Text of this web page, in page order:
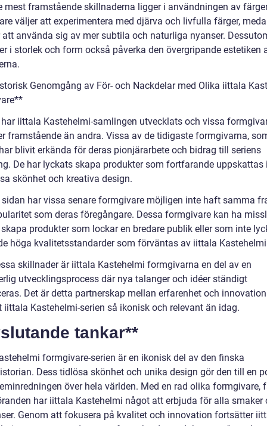
mest framstående skillnaderna ligger i användningen av
väljer att experimentera med djärva och livfulla färger,
använda sig av mer subtila och naturliga nyanser.
i storlek och form också påverka den övergripande estetiken
Genomgång av För- och Nackdelar med Olika iittala
har iittala Kastehelmi-samlingen utvecklats och vissa
framstående än andra. Vissa av de tidigaste formgivarna,
blivit erkända för deras pionjärarbete och bidrag till seriens
De har lyckats skapa produkter som fortfarande uppskattas
skönhet och kreativa design.
sidan har vissa senare formgivare möjligen inte haft samma
som deras föregångare. Dessa formgivare kan ha
produkter som lockar en bredare publik eller som inte
höga kvalitetsstandarder som förväntas av iittala
skillnader är iittala Kastehelmi formgivarna en del av en
utvecklingsprocess där nya talanger och idéer ständigt
Det är detta partnerskap mellan erfarenhet och
iittala Kastehelmi-serien så ikonisk och relevant än idag.
tankar**
formgivare-serien är en ikonisk del av den finska
Dess tidlösa skönhet och unika design gör den till en
över hela världen. Med en rad olika formgivare,
har iittala Kastehelmi något att erbjuda för alla smaker
Genom att fokusera på kvalitet och innovation fortsätter